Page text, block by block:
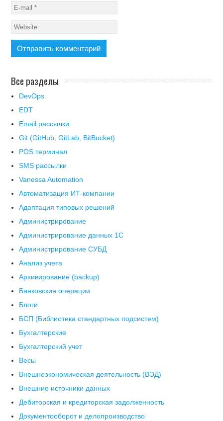
Все разделы
DevOps
EDT
Email рассылки
Git (GitHub, GitLab, BitBucket)
POS терминал
SMS рассылки
Vanessa Automation
Автоматизация ИТ-компании
Адаптация типовых решений
Администрирование
Администрирование данных 1С
Администрирование СУБД
Анализ учета
Архивирование (backup)
Банковские операции
Блоги
БСП (Библиотека стандартных подсистем)
Бухгалтерские
Бухгалтерский учет
Весы
Внешнеэкономическая деятельность (ВЭД)
Внешние источники данных
Дебиторская и кредиторская задолженность
Документооборот и делопроизводство